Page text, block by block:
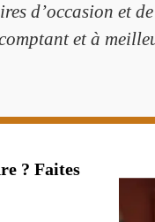
d’occasion et
et à
? Faites